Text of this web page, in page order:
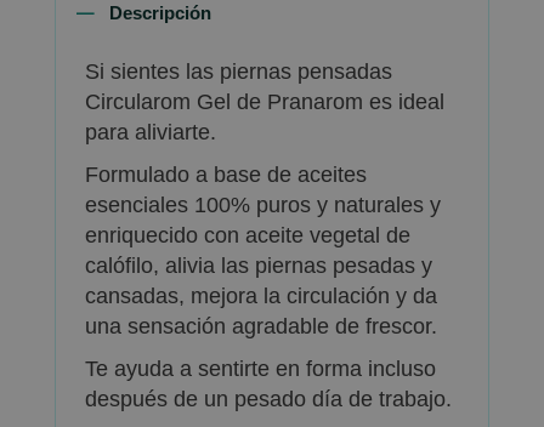
Descripción
Si sientes las piernas pensadas
Circularom Gel de Pranarom es ideal
para aliviarte.
Formulado a base de aceites
esenciales 100% puros y naturales y
enriquecido con aceite vegetal de
calófilo, alivia las piernas pesadas y
cansadas, mejora la circulación y da
una sensación agradable de frescor.
Te ayuda a sentirte en forma incluso
después de un pesado día de trabajo.